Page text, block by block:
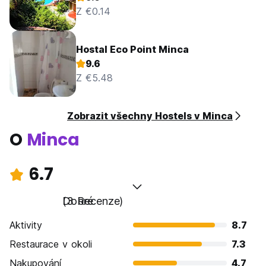
Z €0.14
Hostal Eco Point Minca
9.6
Z €5.48
Zobrazit všechny Hostels v Minca
O Minca
6.7
Dobré
(3 Recenze)
Aktivity
8.7
Restaurace v okoli
7.3
Nakupování
4.7